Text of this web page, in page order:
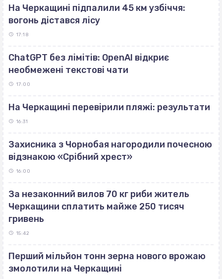
На Черкащині підпалили 45 км узбіччя:
вогонь дістався лісу
17:18
ChatGPT без лімітів: OpenAI відкриє
необмежені текстові чати
17:00
На Черкащині перевірили пляжі: результати
16:31
Захисника з Чорнобая нагородили почесною
відзнакою «Срібний хрест»
16:00
За незаконний вилов 70 кг риби житель
Черкащини сплатить майже 250 тисяч
гривень
15:42
Перший мільйон тонн зерна нового врожаю
змолотили на Черкащині